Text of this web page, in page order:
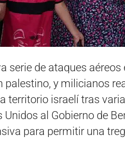
serie de ataques aéreos
y milicianos
territorio israelí tras
al Gobierno de
para permitir una